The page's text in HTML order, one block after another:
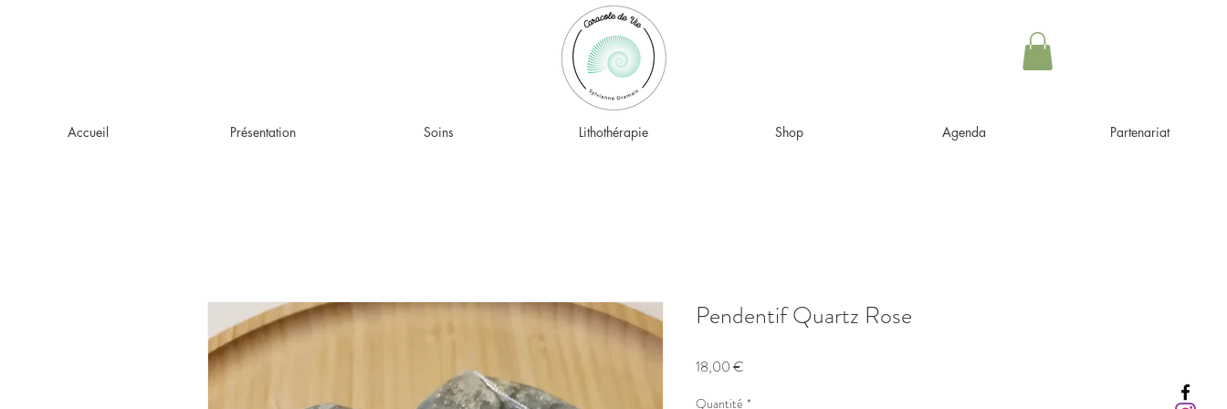
Accueil Présentation Soins Lithothérapie Shop Agenda Partenariat
Pendentif Quartz Rose
18,00 €
Quantité *